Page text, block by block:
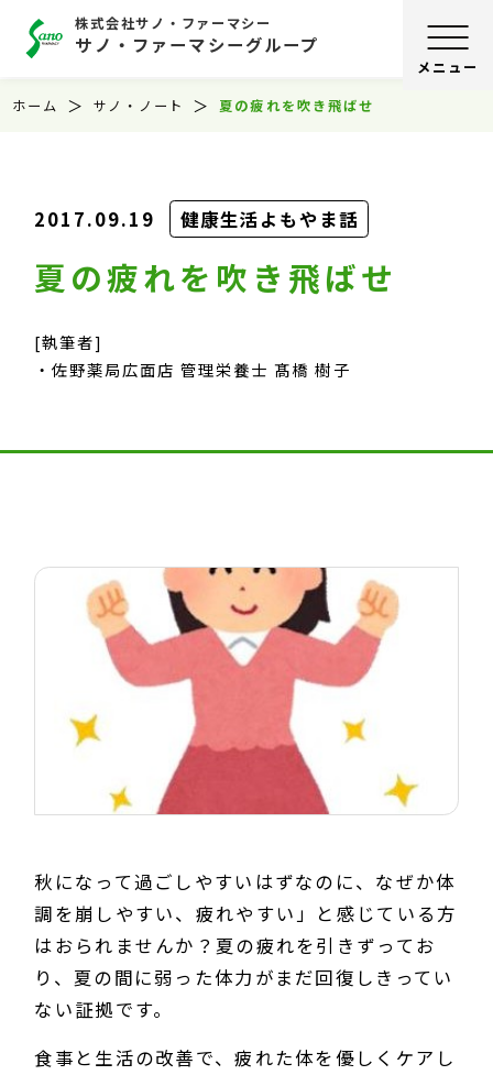
株式会社サノ・ファーマシー
サノ・ファーマシーグループ
ホーム サノ・ノート 夏の疲れを吹き飛ばせ
2017.09.19 健康生活よもやま話
夏の疲れを吹き飛ばせ
[執筆者]
佐野薬局広面店 管理栄養士 髙橋 樹子
秋になって過ごしやすいはずなのに、なぜか体
調を崩しやすい、疲れやすい」と感じている方
はおられませんか？夏の疲れを引きずってお
り、夏の間に弱った体力がまだ回復しきってい
ない証拠です。
食事と生活の改善で、疲れた体を優しくケアし